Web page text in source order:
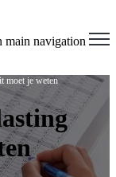
main navigation
moet je weten